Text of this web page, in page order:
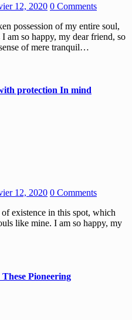
12, 2020 0 Comments
possession of my entire soul,
am so happy, my dear friend, so
of mere tranquil…
protection In mind
12, 2020 0 Comments
existence in this spot, which
like mine. I am so happy, my
Pioneering